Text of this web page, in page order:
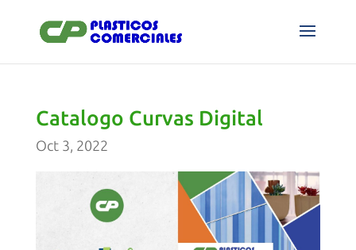
Catalogo Curvas Digital
Oct 3, 2022